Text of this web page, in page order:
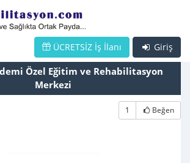
Giriş
ÜCRETSİZ İş İlanı
Özel Eğitim ve Rehabilitasyon
Merkezi
1 Beğen